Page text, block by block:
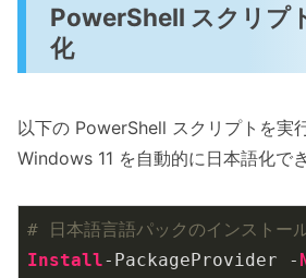
PowerShell スクリプ
化
以下の PowerShell スクリプトを実
Windows 11 を自動的に日本語化でき
# 日本語言語パックのインストー
Install-PackageProvider -